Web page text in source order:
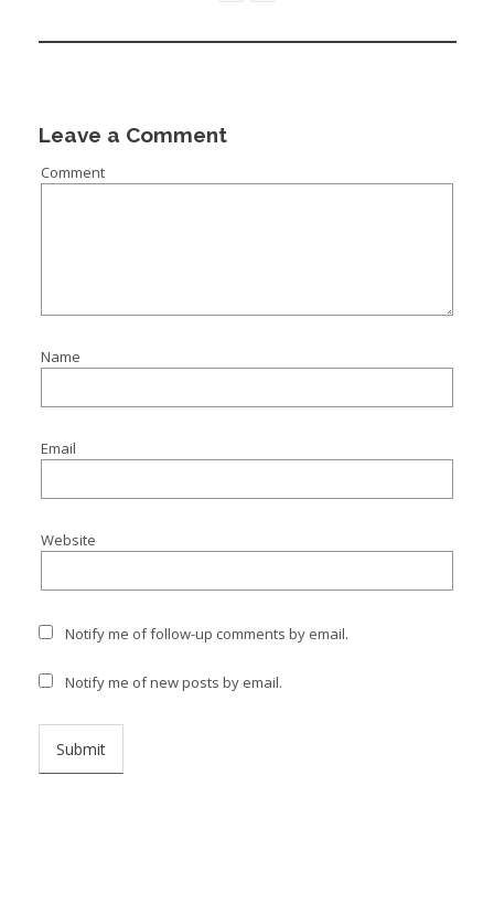
Leave a Comment
Comment
Name
Email
Website
Notify me of follow-up comments by email.
Notify me of new posts by email.